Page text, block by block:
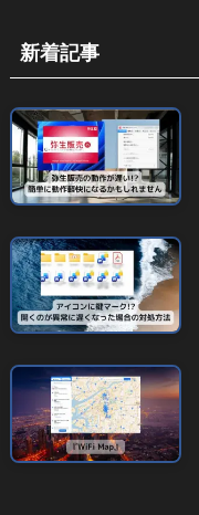
新着記事